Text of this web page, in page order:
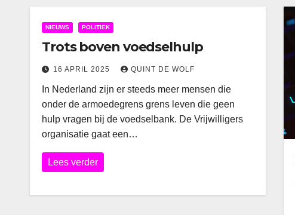
NIEUWS POLITIEK
Trots boven voedselhulp
16 APRIL 2025 QUINT DE WOLF
In Nederland zijn er steeds meer mensen die
onder de armoedegrens grens leven die geen
hulp vragen bij de voedselbank. De Vrijwilligers
organisatie gaat een…
Lees verder